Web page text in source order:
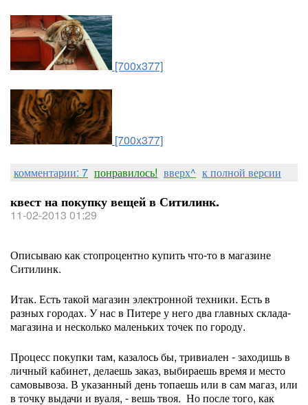
[700x377]
[700x377]
комментарии: 7 понравилось! вверх^ к полной версии
квест на покупку вещей в Ситилинк.
11-02-2013 01:29
Описываю как стопроцентно купить что-то в магазине
Ситилинк.
Итак. Есть такой магазин электронной техники. Есть в
разных городах. У нас в Питере у него два главных склада-
магазина и несколько маленьких точек по городу.
Процесс покупки там, казалось бы, тривиален - заходишь в
личный кабинет, делаешь заказ, выбираешь время и место
самовывоза. В указанный день топаешь или в сам магаз, или
в точку выдачи и вуаля, - вешь твоя. Но после того, как